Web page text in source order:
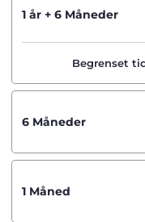
1 år + 6 Måneder
Begrenset
6 Måneder
1 Måned